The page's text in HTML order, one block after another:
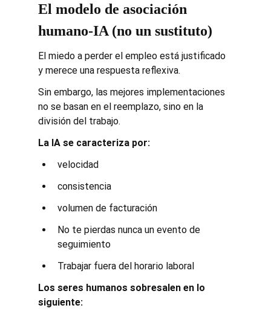
El modelo de asociación
humano-IA (no un sustituto)
El miedo a perder el empleo está justificado
y merece una respuesta reflexiva.
Sin embargo, las mejores implementaciones
no se basan en el reemplazo, sino en la
división del trabajo.
La IA se caracteriza por:
velocidad
consistencia
volumen de facturación
No te pierdas nunca un evento de
seguimiento
Trabajar fuera del horario laboral
Los seres humanos sobresalen en lo
siguiente: